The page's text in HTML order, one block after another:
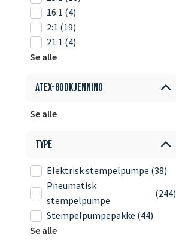
16:1 (4)
2:1 (19)
21:1 (4)
Se alle
ATEX-godkjenning
Se alle
Type
Elektrisk stempelpumpe (38)
Pneumatisk
stempelpumpe
(244)
Stempelpumpepakke (44)
Se alle